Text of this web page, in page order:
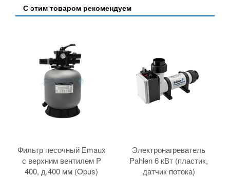
С этим товаром рекомендуем
Фильтр песочный Emaux
с верхним вентилем P
400, д.400 мм (Opus)
Электронагреватель
Pahlen 6 кВт (пластик,
датчик потока)